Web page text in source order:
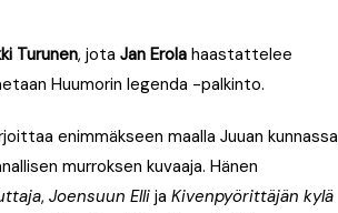
Turunen, jota Jan Erola haastattelee
Huumorin legenda -palkinto.
enimmäkseen maalla Juuan kunnassa
murroksen kuvaaja. Hänen
, Joensuun Elli ja Kivenpyörittäjän kylä